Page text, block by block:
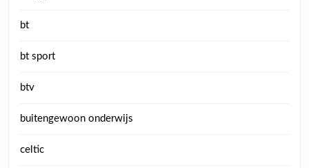
bt
bt sport
btv
buitengewoon onderwijs
celtic